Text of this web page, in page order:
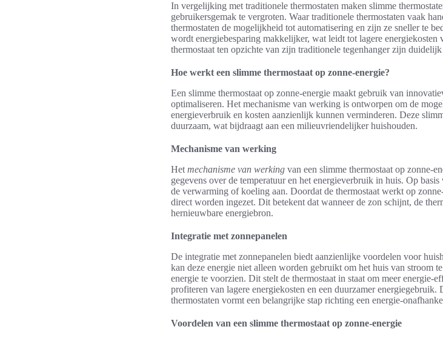
In vergelijking met traditionele thermostaten maken slimme
gebruikersgemak te vergroten. Waar traditionele thermostaten vaak
thermostaten de mogelijkheid tot automatisering en zijn ze sneller te
wordt energiebesparing makkelijker, wat leidt tot lagere
thermostaat ten opzichte van zijn traditionele tegenhanger zijn
Hoe werkt een slimme thermostaat op zonne-energie?
Een slimme thermostaat op zonne-energie maakt gebruik van
optimaliseren. Het mechanisme van werking is ontworpen om de
energieverbruik en kosten aanzienlijk kunnen verminderen. Deze
duurzaam, wat bijdraagt aan een milieuvriendelijker huishouden.
Mechanisme van werking
Het mechanisme van werking van een slimme thermostaat op zonne-
gegevens over de temperatuur en het energieverbruik in huis. Op
de verwarming of koeling aan. Doordat de thermostaat werkt op
direct worden ingezet. Dit betekent dat wanneer de zon schijnt, de
hernieuwbare energiebron.
Integratie met zonnepanelen
De integratie met zonnepanelen biedt aanzienlijke voordelen voor
kan deze energie niet alleen worden gebruikt om het huis van stroom
energie te voorzien. Dit stelt de thermostaat in staat om meer energie-
profiteren van lagere energiekosten en een duurzamer energiegebruik.
thermostaten vormt een belangrijke stap richting een energie-
Voordelen van een slimme thermostaat op zonne-energie